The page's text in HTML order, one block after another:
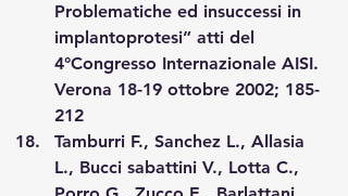
Problematiche ed insuccessi in
implantoprotesi” atti del
4°Congresso Internazionale AISI.
Verona 18-19 ottobre 2002; 185-
212
Tamburri F., Sanchez L., Allasia
L., Bucci sabattini V., Lotta C.,